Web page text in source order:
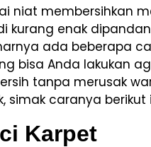
niat membersihkan
kurang enak
ada beberapa
bisa Anda lakukan
tanpa merusak
simak caranya berikut
Karpet